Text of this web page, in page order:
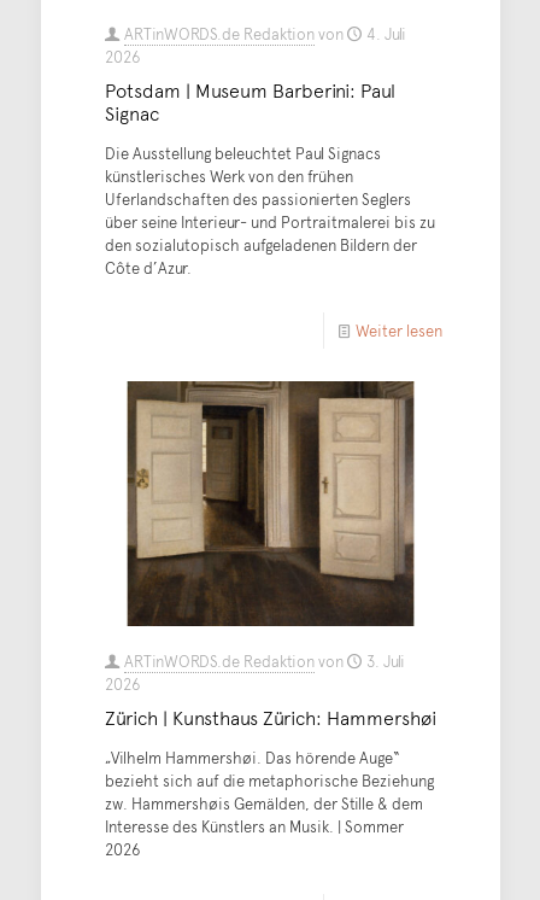
ARTinWORDS.de Redaktionvon
4. Juli
2026
Potsdam | Museum Barberini: Paul
Signac
Die Ausstellung beleuchtet Paul Signacs
künstlerisches Werk von den frühen
Uferlandschaften des passionierten Seglers
über seine Interieur- und Portraitmalerei bis zu
den sozialutopisch aufgeladenen Bildern der
Côte d’Azur.
Weiter lesen
ARTinWORDS.de Redaktionvon
3. Juli
2026
Zürich | Kunsthaus Zürich: Hammershøi
„Vilhelm Hammershøi. Das hörende Auge“
bezieht sich auf die metaphorische Beziehung
zw. Hammershøis Gemälden, der Stille & dem
Interesse des Künstlers an Musik. | Sommer
2026